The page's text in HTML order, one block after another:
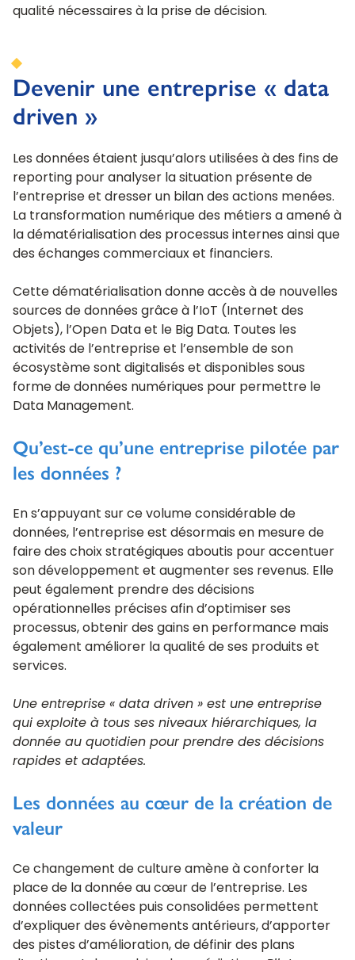
qualité nécessaires à la prise de décision.
Devenir une entreprise « data
driven »
Les données étaient jusqu’alors utilisées à des fins de
reporting pour analyser la situation présente de
l’entreprise et dresser un bilan des actions menées.
La transformation numérique des métiers a amené à
la dématérialisation des processus internes ainsi que
des échanges commerciaux et financiers.
Cette dématérialisation donne accès à de nouvelles
sources de données grâce à l’IoT (Internet des
Objets), l’Open Data et le Big Data. Toutes les
activités de l’entreprise et l’ensemble de son
écosystème sont digitalisés et disponibles sous
forme de données numériques pour permettre le
Data Management.
Qu’est-ce qu’une entreprise pilotée par
les données ?
En s’appuyant sur ce volume considérable de
données, l’entreprise est désormais en mesure de
faire des choix stratégiques aboutis pour accentuer
son développement et augmenter ses revenus. Elle
peut également prendre des décisions
opérationnelles précises afin d’optimiser ses
processus, obtenir des gains en performance mais
également améliorer la qualité de ses produits et
services.
Une entreprise « data driven » est une entreprise
qui exploite à tous ses niveaux hiérarchiques, la
donnée au quotidien pour prendre des décisions
rapides et adaptées.
Les données au cœur de la création de
valeur
Ce changement de culture amène à conforter la
place de la donnée au cœur de l’entreprise. Les
données collectées puis consolidées permettent
d’expliquer des évènements antérieurs, d’apporter
des pistes d’amélioration, de définir des plans